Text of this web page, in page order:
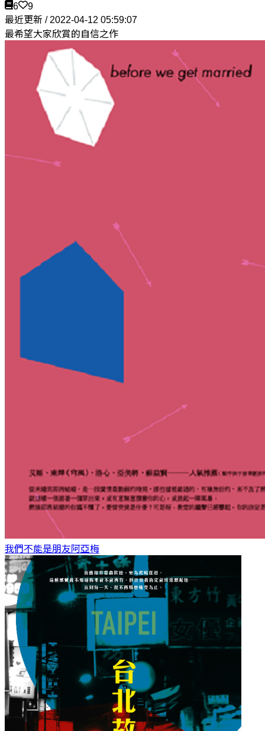
6
9
最近更新 / 2022-04-12 05:59:07
最希望大家欣賞的自信之作
我們不能是朋友阿亞梅